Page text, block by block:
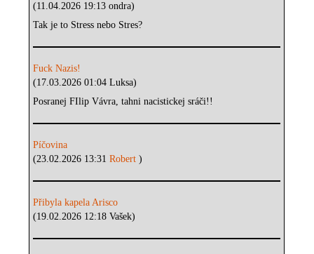
(11.04.2026 19:13 ondra)
Tak je to Stress nebo Stres?
Fuck Nazis!
(17.03.2026 01:04 Luksa)
Posranej FIlip Vávra, tahni nacistickej sráči!!
Píčovina
(23.02.2026 13:31Robert)
Přibyla kapela Arisco
(19.02.2026 12:18 Vašek)